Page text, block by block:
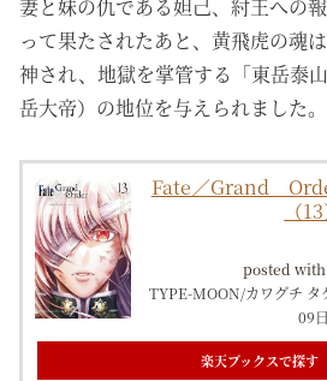
妻と妹の仇である妲己、紂王への
って果たされたあと、黄飛虎の魂
神され、地獄を掌管する「東岳泰
岳大帝）の地位を与えられました。
Fate／Grand
（13
posted with
TYPE-MOON/カワグチ タ
09日
楽天ブックスで探す